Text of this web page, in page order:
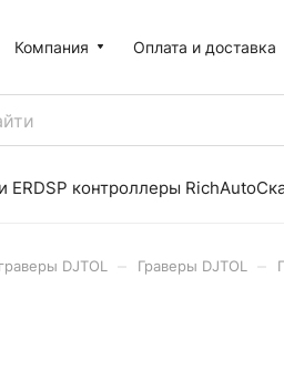
Компания Оплата и доставка
ERDSP контроллеры RichAuto
DJTOL Граверы DJTOL